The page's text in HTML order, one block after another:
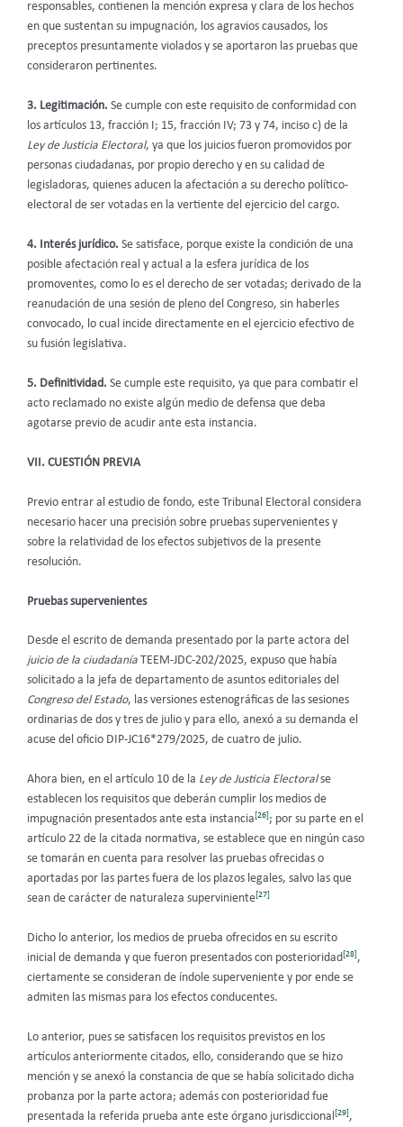
responsables, contienen la mención expresa y clara de los hechos
en que sustentan su impugnación, los agravios causados, los
preceptos presuntamente violados y se aportaron las pruebas que
consideraron pertinentes.
3. Legitimación. Se cumple con este requisito de conformidad con
los artículos 13, fracción I; 15, fracción IV; 73 y 74, inciso c) de la
Ley de Justicia Electoral, ya que los juicios fueron promovidos por
personas ciudadanas, por propio derecho y en su calidad de
legisladoras, quienes aducen la afectación a su derecho político-
electoral de ser votadas en la vertiente del ejercicio del cargo.
4. Interés jurídico. Se satisface, porque existe la condición de una
posible afectación real y actual a la esfera jurídica de los
promoventes, como lo es el derecho de ser votadas; derivado de la
reanudación de una sesión de pleno del Congreso, sin haberles
convocado, lo cual incide directamente en el ejercicio efectivo de
su fusión legislativa.
5. Definitividad. Se cumple este requisito, ya que para combatir el
acto reclamado no existe algún medio de defensa que deba
agotarse previo de acudir ante esta instancia.
VII. CUESTIÓN PREVIA
Previo entrar al estudio de fondo, este Tribunal Electoral considera
necesario hacer una precisión sobre pruebas supervenientes y
sobre la relatividad de los efectos subjetivos de la presente
resolución.
Pruebas supervenientes
Desde el escrito de demanda presentado por la parte actora del
juicio de la ciudadanía TEEM-JDC-202/2025, expuso que había
solicitado a la jefa de departamento de asuntos editoriales del
Congreso del Estado, las versiones estenográficas de las sesiones
ordinarias de dos y tres de julio y para ello, anexó a su demanda el
acuse del oficio DIP-JC16*279/2025, de cuatro de julio.
Ahora bien, en el artículo 10 de la Ley de Justicia Electoralse
establecen los requisitos que deberán cumplir los medios de
impugnación presentados ante esta instancia[26]; por su parte en el
artículo 22 de la citada normativa, se establece que en ningún caso
se tomarán en cuenta para resolver las pruebas ofrecidas o
aportadas por las partes fuera de los plazos legales, salvo las que
sean de carácter de naturaleza superviniente[27]
Dicho lo anterior, los medios de prueba ofrecidos en su escrito
inicial de demanda y que fueron presentados con posterioridad[28],
ciertamente se consideran de índole superveniente y por ende se
admiten las mismas para los efectos conducentes.
Lo anterior, pues se satisfacen los requisitos previstos en los
artículos anteriormente citados, ello, considerando que se hizo
mención y se anexó la constancia de que se había solicitado dicha
probanza por la parte actora; además con posterioridad fue
presentada la referida prueba ante este órgano jurisdiccional [29],